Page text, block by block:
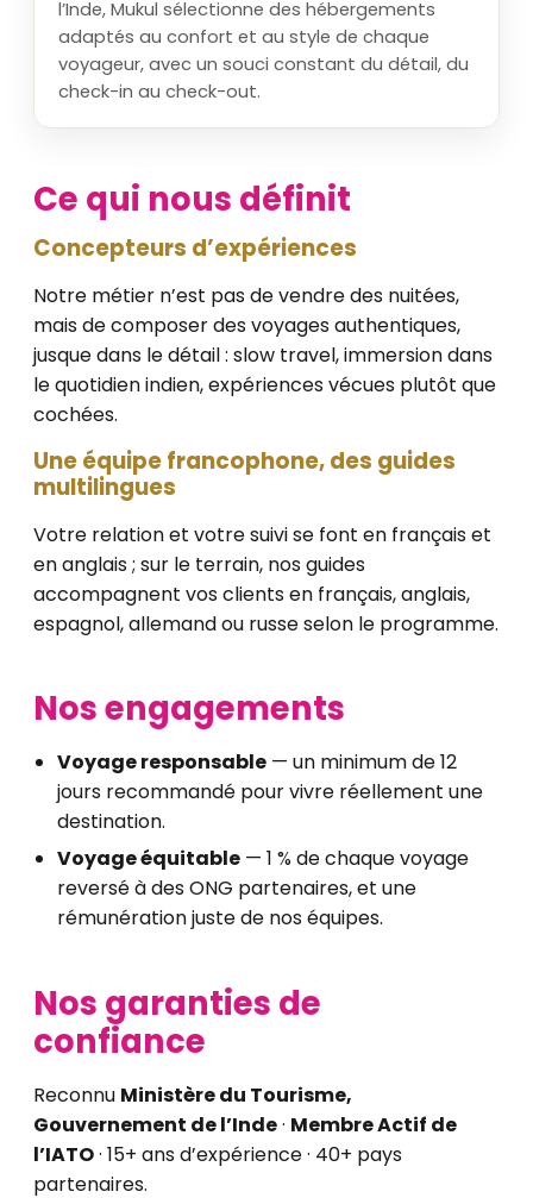
l’Inde, Mukul sélectionne des hébergements
adaptés au confort et au style de chaque
voyageur, avec un souci constant du détail, du
check-in au check-out.
Ce qui nous définit
Concepteurs d’expériences
Notre métier n’est pas de vendre des nuitées,
mais de composer des voyages authentiques,
jusque dans le détail : slow travel, immersion dans
le quotidien indien, expériences vécues plutôt que
cochées.
Une équipe francophone, des guides
multilingues
Votre relation et votre suivi se font en français et
en anglais ; sur le terrain, nos guides
accompagnent vos clients en français, anglais,
espagnol, allemand ou russe selon le programme.
Nos engagements
Voyage responsable — un minimum de 12
jours recommandé pour vivre réellement une
destination.
Voyage équitable — 1 % de chaque voyage
reversé à des ONG partenaires, et une
rémunération juste de nos équipes.
Nos garanties de
confiance
Reconnu Ministère du Tourisme,
Gouvernement de l’Inde· Membre Actif de
l’IATO· 15+ ans d’expérience · 40+ pays
partenaires.